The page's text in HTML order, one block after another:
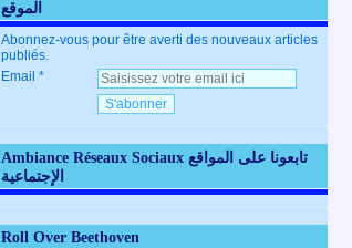
الموقع
Abonnez-vous pour être averti des nouveaux articles
publiés.
Email
Ambiance Réseaux Sociaux تابعونا على المواقع
الإجتماعية
Roll Over Beethoven